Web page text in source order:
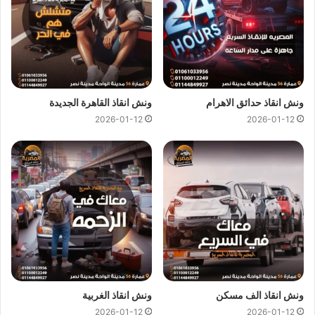
الحي العاشر وجميع المحافظات.
اهم ما يميزنا !
سرعة وصولونش انقاذ السياراتاليموقعك
في الحي
العاشر خلال 10 دقائق بحد اقصي.
لدينا افضل خدمة
انقاذ سياراتباقل سعر بخصم يصل الي
يمكنك الاتصال بنا او ارسال موقعك عليالواتسابإلى فريق
خدمة العملاء ليتم ربطك بـ
اقرب ونش انقاذ سياراتبالقرب
من موقعك.
اسعار ونش انقاذالمصرية هي اقل اسعار لاننا نمتلك اكثر من 300
ونش انقاذفي الحي العاشر و المناطق المجاورة لذلك اوناشنا دائما
قريبة منك وخدماتنا باعلي جودة و اقل سعر فنحن نسعي دائما لرضا
عملائنا لانك انت وسيارتك على راس اولوياتنا ومهمتنا ان نجعلك دائما
في امان تام علي الطريق.
ونش انقاذ حدائق الاهرام
2026-01-12
ونش انقاذ القاهرة الجديدة
2026-01-12
ونش انقاذ الف مسكن
2026-01-12
ونش انقاذ الغربية
2026-01-12